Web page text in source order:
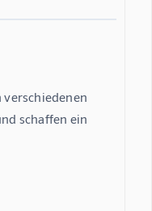
schaffen ein